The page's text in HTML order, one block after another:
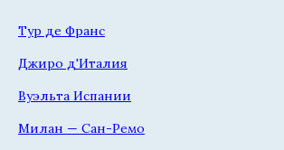
Тур де Франс
Джиро д'Италия
Вуэльта Испании
Милан — Сан-Ремо